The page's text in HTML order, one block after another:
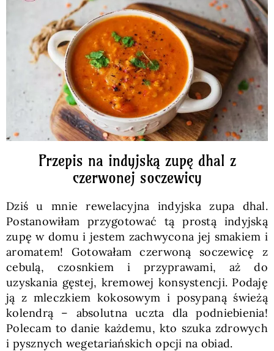
Pieczywo
Przetwory
Posiłki
Zdrowo i fit
SKLEP
Polski
Przepis na indyjską zupę dhal z
czerwonej soczewicy
Dziś u mnie rewelacyjna indyjska zupa dhal.
Postanowiłam przygotować tą prostą indyjską
zupę w domu i jestem zachwycona jej smakiem i
aromatem! Gotowałam czerwoną soczewicę z
cebulą, czosnkiem i przyprawami, aż do
uzyskania gęstej, kremowej konsystencji. Podaję
ją z mleczkiem kokosowym i posypaną świeżą
kolendrą – absolutna uczta dla podniebienia!
Polecam to danie każdemu, kto szuka zdrowych
i pysznych wegetariańskich opcji na obiad.